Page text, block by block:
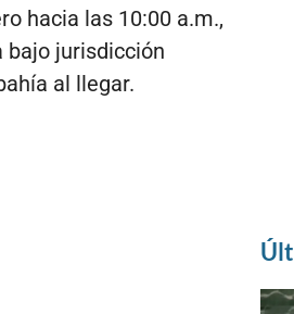
hacia las 10:00 a.m.,
bajo jurisdicción
al llegar.